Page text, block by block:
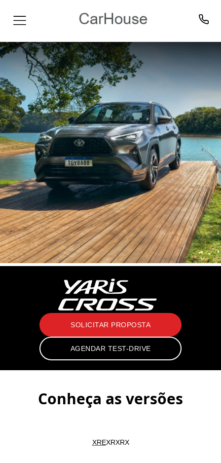
SOLICITAR PROPOSTA
AGENDAR TEST-DRIVE
Conheça as versões
XREXRXRX